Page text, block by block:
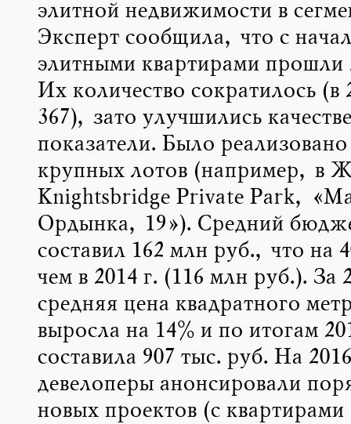
элитной недвижимости в
Эксперт сообщила, что с
элитными квартирами прошли
Их количество сократилось (в
367), зато улучшились
показатели. Было
крупных лотов (например, в
Knightsbridge Private Park,
Ордынка, 19»). Средний
составил 162 млн руб., что на
чем в 2014 г. (116 млн руб.). За
средняя цена квадратного
выросла на 14% и по итогам
составила 907 тыс. руб. На
девелоперы анонсировали
новых проектов (с квартирами